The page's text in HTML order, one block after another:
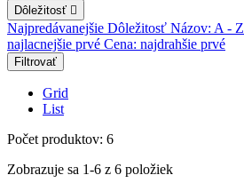
Dôležitosť 
Najpredávanejšie Dôležitosť Názov: A - Z
najlacnejšie prvé Cena: najdrahšie prvé
Filtrovať
Grid
List
Počet produktov: 6
Zobrazuje sa 1-6 z 6 položiek